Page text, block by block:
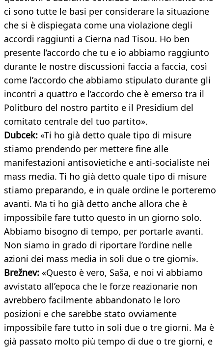
ci sono tutte le basi per considerare la situazione
che si è dispiegata come una violazione degli
accordi raggiunti a Cierna nad Tisou. Ho ben
presente l’accordo che tu e io abbiamo raggiunto
durante le nostre discussioni faccia a faccia, così
come l’accordo che abbiamo stipulato durante gli
incontri a quattro e l’accordo che è emerso tra il
Politburo del nostro partito e il Presidium del
comitato centrale del tuo partito».
Dubcek: «Ti ho già detto quale tipo di misure
stiamo prendendo per mettere fine alle
manifestazioni antisovietiche e anti-socialiste nei
mass media. Ti ho già detto quale tipo di misure
stiamo preparando, e in quale ordine le porteremo
avanti. Ma ti ho già detto anche allora che è
impossibile fare tutto questo in un giorno solo.
Abbiamo bisogno di tempo, per portarle avanti.
Non siamo in grado di riportare l’ordine nelle
azioni dei mass media in soli due o tre giorni».
Brežnev: «Questo è vero, Saša, e noi vi abbiamo
avvistato all’epoca che le forze reazionarie non
avrebbero facilmente abbandonato le loro
posizioni e che sarebbe stato ovviamente
impossibile fare tutto in soli due o tre giorni. Ma è
già passato molto più tempo di due o tre giorni, e